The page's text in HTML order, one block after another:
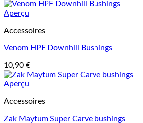
Aperçu
Accessoires
Venom HPF Downhill Bushings
10,90 €
Aperçu
Accessoires
Zak Maytum Super Carve bushings